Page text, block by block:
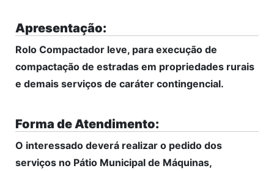
Apresentação:
Rolo Compactador leve, para execução de
compactação de estradas em propriedades rurais
e demais serviços de caráter contingencial.
Forma de Atendimento:
O interessado deverá realizar o pedido dos
serviços no Pátio Municipal de Máquinas,